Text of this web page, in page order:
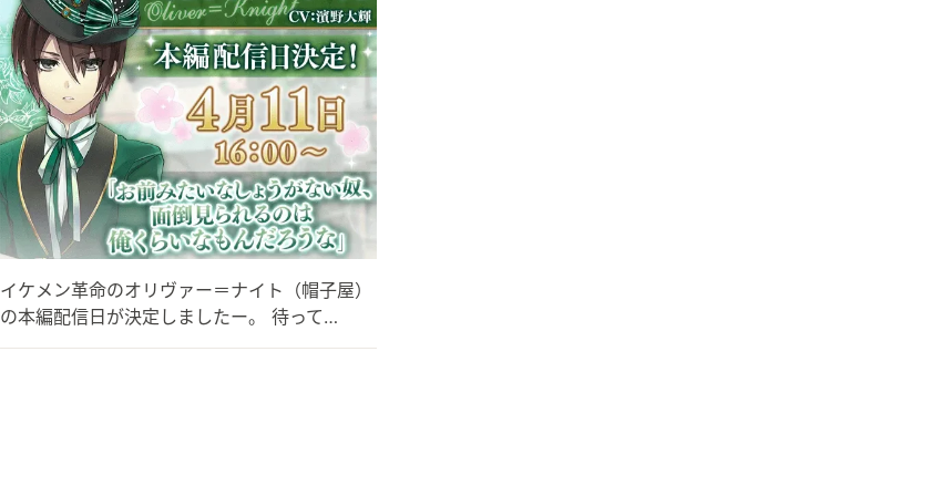
イケメン革命のオリヴァー＝ナイト（帽子屋）
の本編配信日が決定しましたー。 待って…